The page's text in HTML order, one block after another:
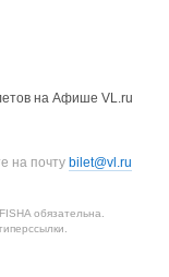
на Афише VL.ru
на почту bilet@vl.ru
обязательна.